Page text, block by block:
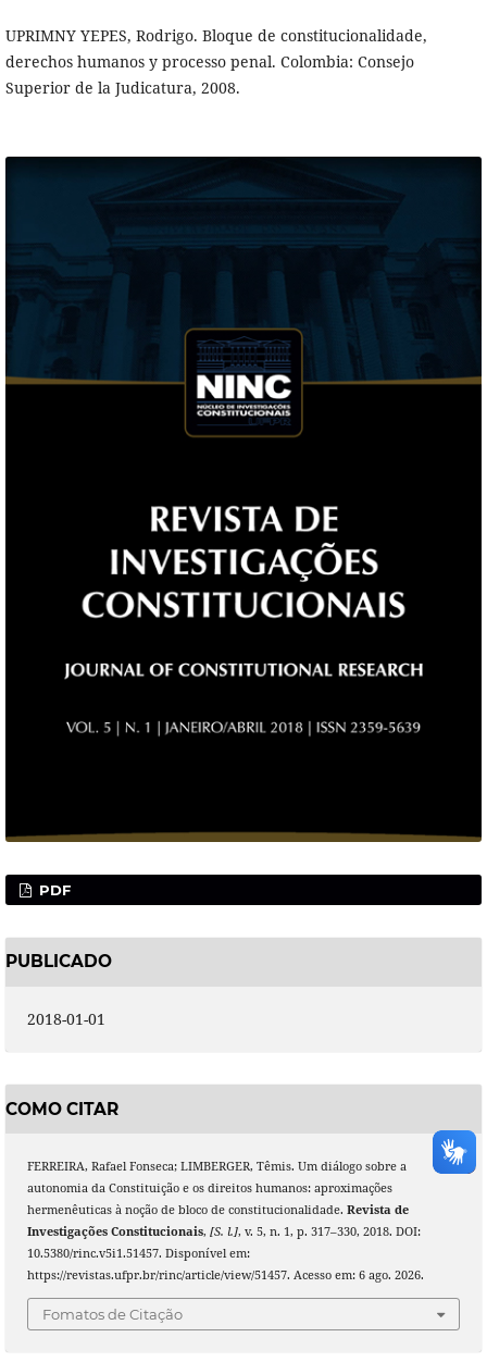
UPRIMNY YEPES, Rodrigo. Bloque de constitucionalidade,
derechos humanos y processo penal. Colombia: Consejo
Superior de la Judicatura, 2008.
PDF
PUBLICADO
2018-01-01
COMO CITAR
FERREIRA, Rafael Fonseca; LIMBERGER, Têmis. Um diálogo sobre a
autonomia da Constituição e os direitos humanos: aproximações
hermenêuticas à noção de bloco de constitucionalidade. Revista de
Investigações Constitucionais, [S. l.], v. 5, n. 1, p. 317–330, 2018. DOI:
10.5380/rinc.v5i1.51457. Disponível em:
https://revistas.ufpr.br/rinc/article/view/51457. Acesso em: 6 ago. 2026.
Fomatos de Citação